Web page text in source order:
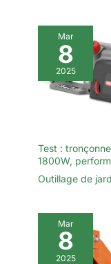
Mar
8
2025
Test :
1800W,
Outillage de
Mar
8
2025